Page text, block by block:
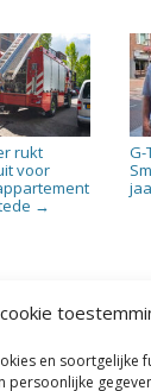
en soortgelijke
rukt
voor
→